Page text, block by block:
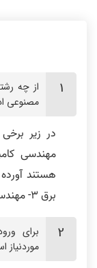
از چه
مصنوعی
در زیر
مهندسی
برق 3- مهندسی پزشکی 4-مهندسی صنایع گرایش سیستم
برای
موردنیاز